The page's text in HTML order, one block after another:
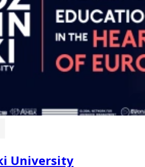
University